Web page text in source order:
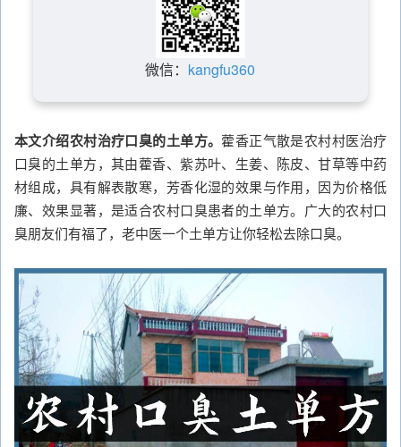
微信： kangfu360
本文介绍农村治疗口臭的土单方。 藿香正气散是农村村医治疗
口臭的土单方，其由藿香、紫苏叶、生姜、陈皮、甘草等中药
材组成，具有解表散寒，芳香化湿的效果与作用，因为价格低
廉、效果显著，是适合农村口臭患者的土单方。广大的农村口
臭朋友们有福了，老中医一个土单方让你轻松去除口臭。